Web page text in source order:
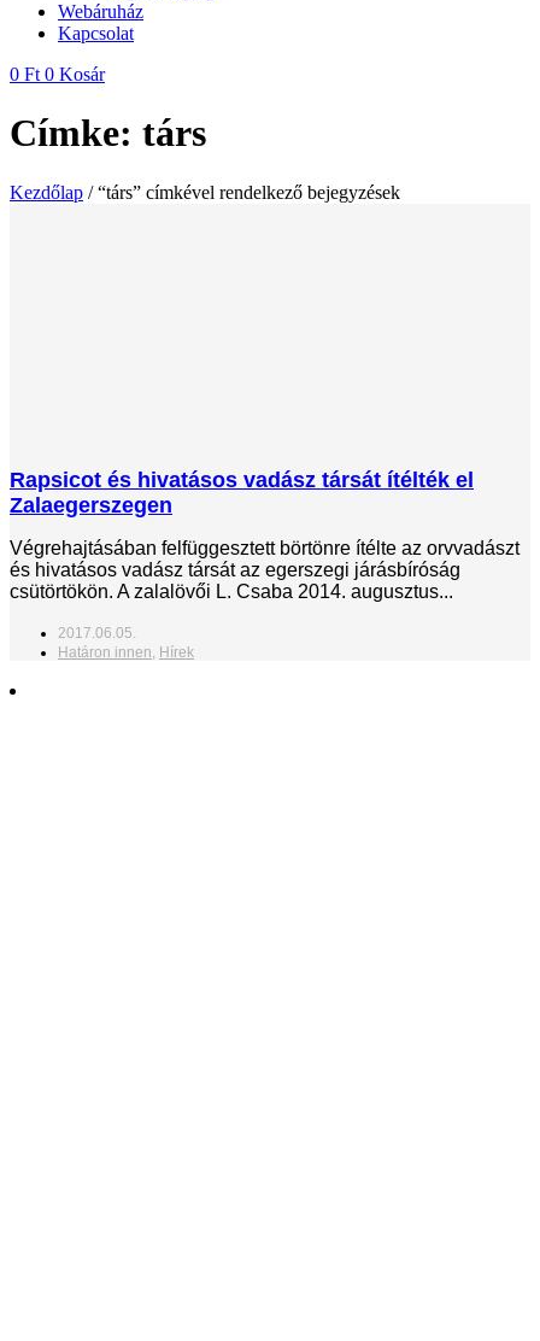
Webáruház
Kapcsolat
0 Ft 0 Kosár
Címke: társ
Kezdőlap / “társ” címkével rendelkező bejegyzések
Rapsicot és hivatásos vadász társát ítélték el
Zalaegerszegen
Végrehajtásában felfüggesztett börtönre ítélte az orvvadászt
és hivatásos vadász társát az egerszegi járásbíróság
csütörtökön. A zalalövői L. Csaba 2014. augusztus...
2017.06.05.
Határon innen, Hírek